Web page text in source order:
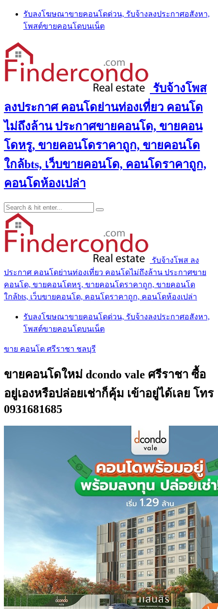
Skip
content
รับลงโฆษณาขายคอนโดด่วน, รับจ้างลงประกาศอสังหา,
โพสต์ขายคอนโดบนเน็ต
รับจ้างโพส
ลงประกาศ คอนโดย่านท่องเที่ยว คอนโด
ไม่ถึงล้าน ประกาศขายคอนโด, ขายคอน
โดหรู, ขายคอนโดราคาถูก, ขายคอนโด
ใกล้bts, เว็บขายคอนโด, คอนโดราคาถูก,
คอนโดห้องเปล่า
รับจ้างโพส ลง
ประกาศ คอนโดย่านท่องเที่ยว คอนโดไม่ถึงล้าน ประกาศขาย
คอนโด, ขายคอนโดหรู, ขายคอนโดราคาถูก, ขายคอนโด
ใกล้bts, เว็บขายคอนโด, คอนโดราคาถูก, คอนโดห้องเปล่า
รับลงโฆษณาขายคอนโดด่วน, รับจ้างลงประกาศอสังหา,
โพสต์ขายคอนโดบนเน็ต
ขาย คอนโด ศรีราชา ชลบุรี
ขายคอนโดใหม่ dcondo vale ศรีราชา ซื้อ
อยู่เองหรือปล่อยเช่าก็คุ้ม เข้าอยู่ได้เลย โทร
0931681685